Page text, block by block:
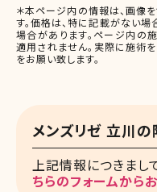
＊本ページ内の情報は、画像
す。価格は、特に記載がない場
場合があります。ページ内の
適用されません。実際に施術
をお願い致します。
メンズリゼ 立川
上記情報につきまし
ちらのフォームから